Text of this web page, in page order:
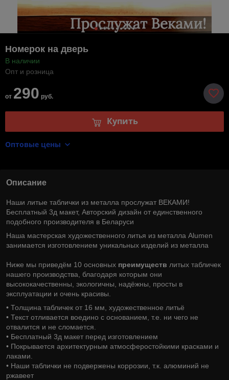
Номерок на дверь
В наличии
Опт и розница
от 290 руб.
Купить
Оптовые цены
Описание
Наши литые таблички из металла прослужат ВЕКАМИ!
Бесплатный 3д макет, Авторский дизайн от единственного
подобного производителя в Беларуси
Наша мастерская художественного литья из металла Alumen
занимается изготовлением уникальных изделий из металла
Ниже мы приведём 10 основных преимуществ литых табличек
нашего производства, благодаря которым они
высококачественны, экологичны, надёжны, просты в
эксплуатации и очень красивы.
• Толщина табличек от 16 мм, художественное литьё
• Текст отливается воедино с основанием, т.е. ни чего не
отвалится и не сломается.
• Бесплатный 3д макет перед изготовлением
• Покрывается архитектурным атмосферостойкими красками и
лаками.
• Наши таблички не подвержены коррозии, т.к. алюминий не
ржавеет